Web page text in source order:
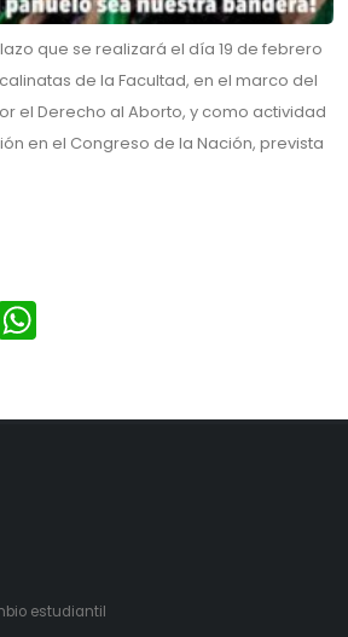
que se realizará el día 19 de febrero
de la Facultad, en el marco del
el Derecho al Aborto, y como actividad
en el Congreso de la Nación, prevista
estudiantil